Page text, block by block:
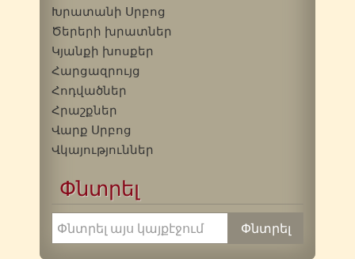
Խրատանի Սրբոց
Ծերերի խրատներ
Կյանքի խոսքեր
Հարցազրույց
Հոդվածներ
Հրաշքներ
Վարք Սրբոց
Վկայություններ
Փնտրել